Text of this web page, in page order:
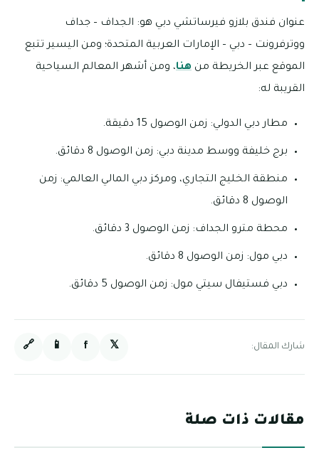
عنوان فندق بلازو فيرساتشي دبي هو: الجداف – جداف
ووترفرونت – دبي – الإمارات العربية المتحدة؛ ومن اليسير تتبع
الموقع عبر الخريطة من هنا، ومن أشهر المعالم السياحية
القريبة له:
مطار دبي الدولي: زمن الوصول 15 دقيقة.
برج خليفة ووسط مدينة دبي: زمن الوصول 8 دقائق.
منطقة الخليج التجاري، ومركز دبي المالي العالمي: زمن
الوصول 8 دقائق.
محطة مترو الجداف: زمن الوصول 3 دقائق.
دبي مول: زمن الوصول 8 دقائق.
دبي فستيفال سيتي مول: زمن الوصول 5 دقائق.
شارك المقال: 𝕏
f
📱
🔗
مقالات ذات صلة